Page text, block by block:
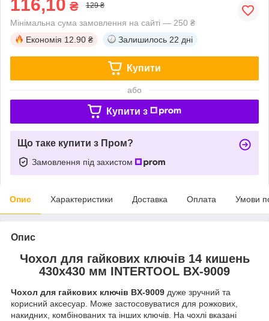
116,10 ₴ 129 ₴
Мінімальна сума замовлення на сайті — 250 ₴
Економія 12.90 ₴ Залишилось 22 дні
Купити
або
Купити з
Що таке купити з Пром?
Замовлення під захистом
Опис Характеристики Доставка Оплата Умови
Опис
Чохол для гайкових ключів 14 кишень
430x430 мм INTERTOOL BX-9009
Чохол для гайкових ключів BX-9009 дуже зручний та
корисний аксесуар. Може застосовуватися для рожкових,
накидних, комбінованих та інших ключів. На чохлі вказані